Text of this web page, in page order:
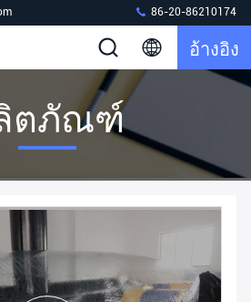
86-20-86210174
อ้างอิง
ตภัณฑ์